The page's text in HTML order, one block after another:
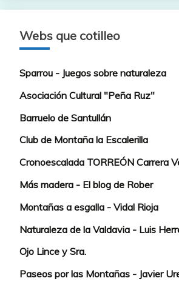
Webs que cotilleo
Sparrou - Juegos sobre naturaleza
Asociación Cultural "Peña Ruz"
Barruelo de Santullán
Club de Montaña la Escalerilla
Cronoescalada TORREÓN Carrera
Más madera - El blog de Rober
Montañas a esgalla - Vidal Rioja
Naturaleza de la Valdavia - Luis
Ojo Lince y Sra.
Paseos por las Montañas - Javier